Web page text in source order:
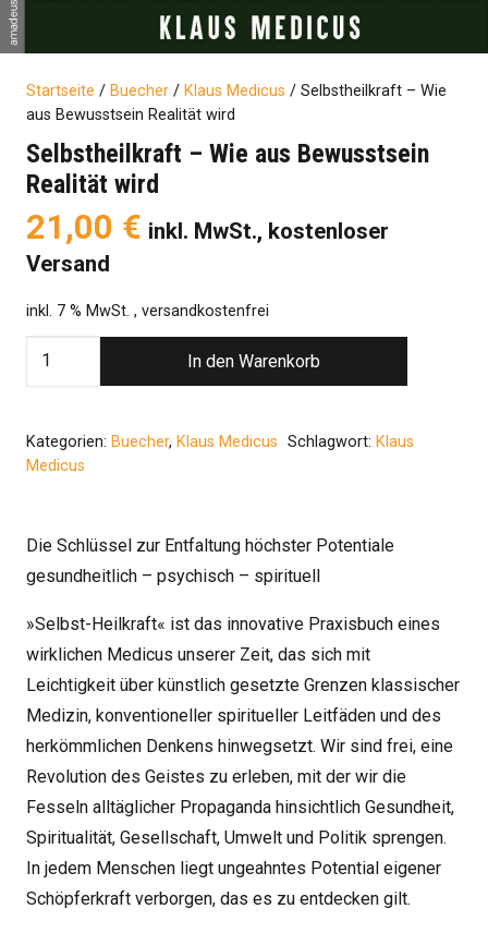
Startseite / Buecher / Klaus Medicus / Selbstheilkraft – Wie
aus Bewusstsein Realität wird
Selbstheilkraft – Wie aus Bewusstsein
Realität wird
21,00 € inkl. MwSt., kostenloser
Versand
inkl. 7 % MwSt. , versandkostenfrei
Selbstheilkraft
aus
Bewusstsein
In den Warenkorb
Kategorien: Buecher, Klaus Medicus Schlagwort: Klaus
Medicus
Die Schlüssel zur Entfaltung höchster Potentiale
gesundheitlich – psychisch – spirituell
»Selbst-Heilkraft« ist das innovative Praxisbuch eines
wirklichen Medicus unserer Zeit, das sich mit
Leichtigkeit über künstlich gesetzte Grenzen klassischer
Medizin, konventioneller spiritueller Leitfäden und des
herkömmlichen Denkens hinwegsetzt. Wir sind frei, eine
Revolution des Geistes zu erleben, mit der wir die
Fesseln alltäglicher Propaganda hinsichtlich Gesundheit,
Spiritualität, Gesellschaft, Umwelt und Politik sprengen.
In jedem Menschen liegt ungeahntes Potential eigener
Schöpferkraft verborgen, das es zu entdecken gilt.